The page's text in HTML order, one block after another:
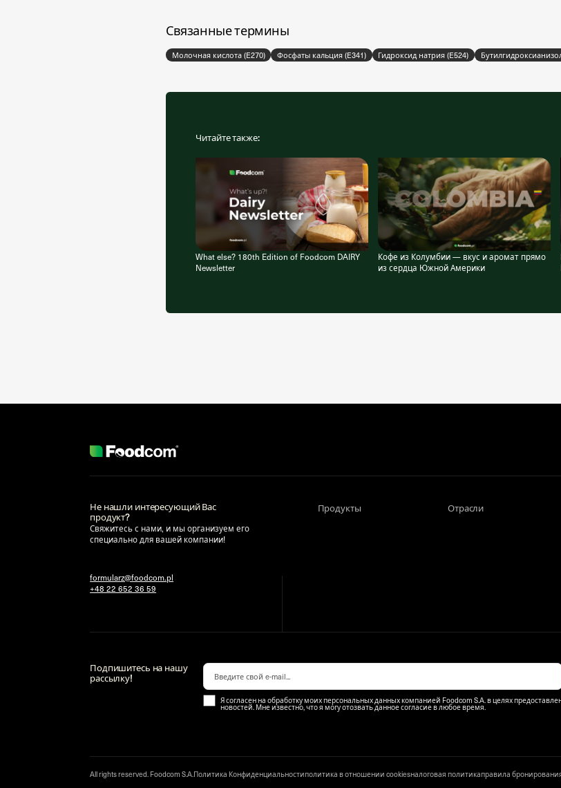
Связанные термины
Молочная кислота (E270) Фосфаты кальция (E341) Гидроксид натрия (E524)
Читайте также:
What else? 180th Edition of Foodcom DAIRY
Newsletter
Кофе из Колумбии — вкус и аромат прямо
из сердца Южной Америки
Не нашли интересующий Вас
продукт?
Свяжитесь с нами, и мы организуем его
специально для вашей компании!
formularz@foodcom.pl
+48 22 652 36 59
Продукты Отрасли
Подпишитесь на нашу
рассылку!
Я согласен на обработку моих персональных данных компанией Foodcom S.A. в целях
новостей. Мне известно, что я могу отозвать данное согласие в любое время.
All rights reserved. Foodcom S.A. Политика Конфиденциальностиполитика в отношении cookiesналоговая политикаправила